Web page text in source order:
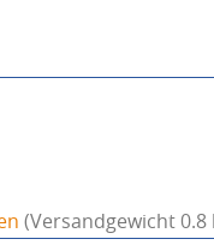
(Versandgewicht 0.8